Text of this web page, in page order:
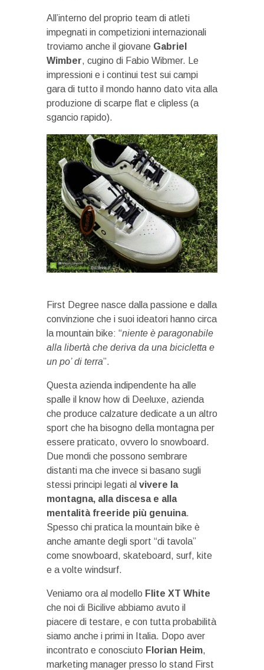
All’interno del proprio team di atleti
impegnati in competizioni internazionali
troviamo anche il giovane Gabriel
Wimber, cugino di Fabio Wibmer. Le
impressioni e i continui test sui campi
gara di tutto il mondo hanno dato vita alla
produzione di scarpe flat e clipless (a
sgancio rapido).
First Degree nasce dalla passione e dalla
convinzione che i suoi ideatori hanno circa
la mountain bike: “niente è paragonabile
alla libertà che deriva da una bicicletta e
un po’ di terra”.
Questa azienda indipendente ha alle
spalle il know how di Deeluxe, azienda
che produce calzature dedicate a un altro
sport che ha bisogno della montagna per
essere praticato, ovvero lo snowboard.
Due mondi che possono sembrare
distanti ma che invece si basano sugli
stessi principi legati al vivere la
montagna, alla discesa e alla
mentalità freeride più genuina.
Spesso chi pratica la mountain bike è
anche amante degli sport “di tavola”
come snowboard, skateboard, surf, kite
e a volte windsurf.
Veniamo ora al modello Flite XT White
che noi di Bicilive abbiamo avuto il
piacere di testare, e con tutta probabilità
siamo anche i primi in Italia. Dopo aver
incontrato e conosciuto Florian Heim,
marketing manager presso lo stand First